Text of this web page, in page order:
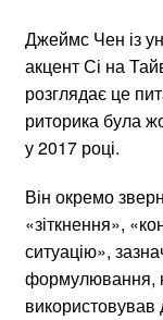
Джеймс Чен із
акцент Сі на
розглядає це
риторика була
у 2017 році.
Він окремо
«зіткнення»,
ситуацію»,
формулювання,
використовував